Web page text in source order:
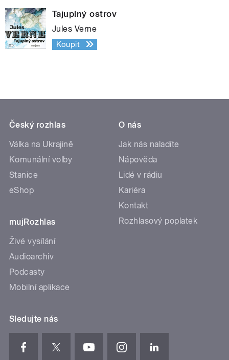
Tajuplný ostrov
Jules Verne
Koupit
Český rozhlas
Válka na Ukrajině
Komunální volby
Stanice
eShop
mujRozhlas
Živé vysílání
Audioarchiv
Podcasty
Mobilní aplikace
O nás
Jak nás naladíte
Nápověda
Lidé v rádiu
Kariéra
Kontakt
Rozhlasový poplatek
Sledujte nás